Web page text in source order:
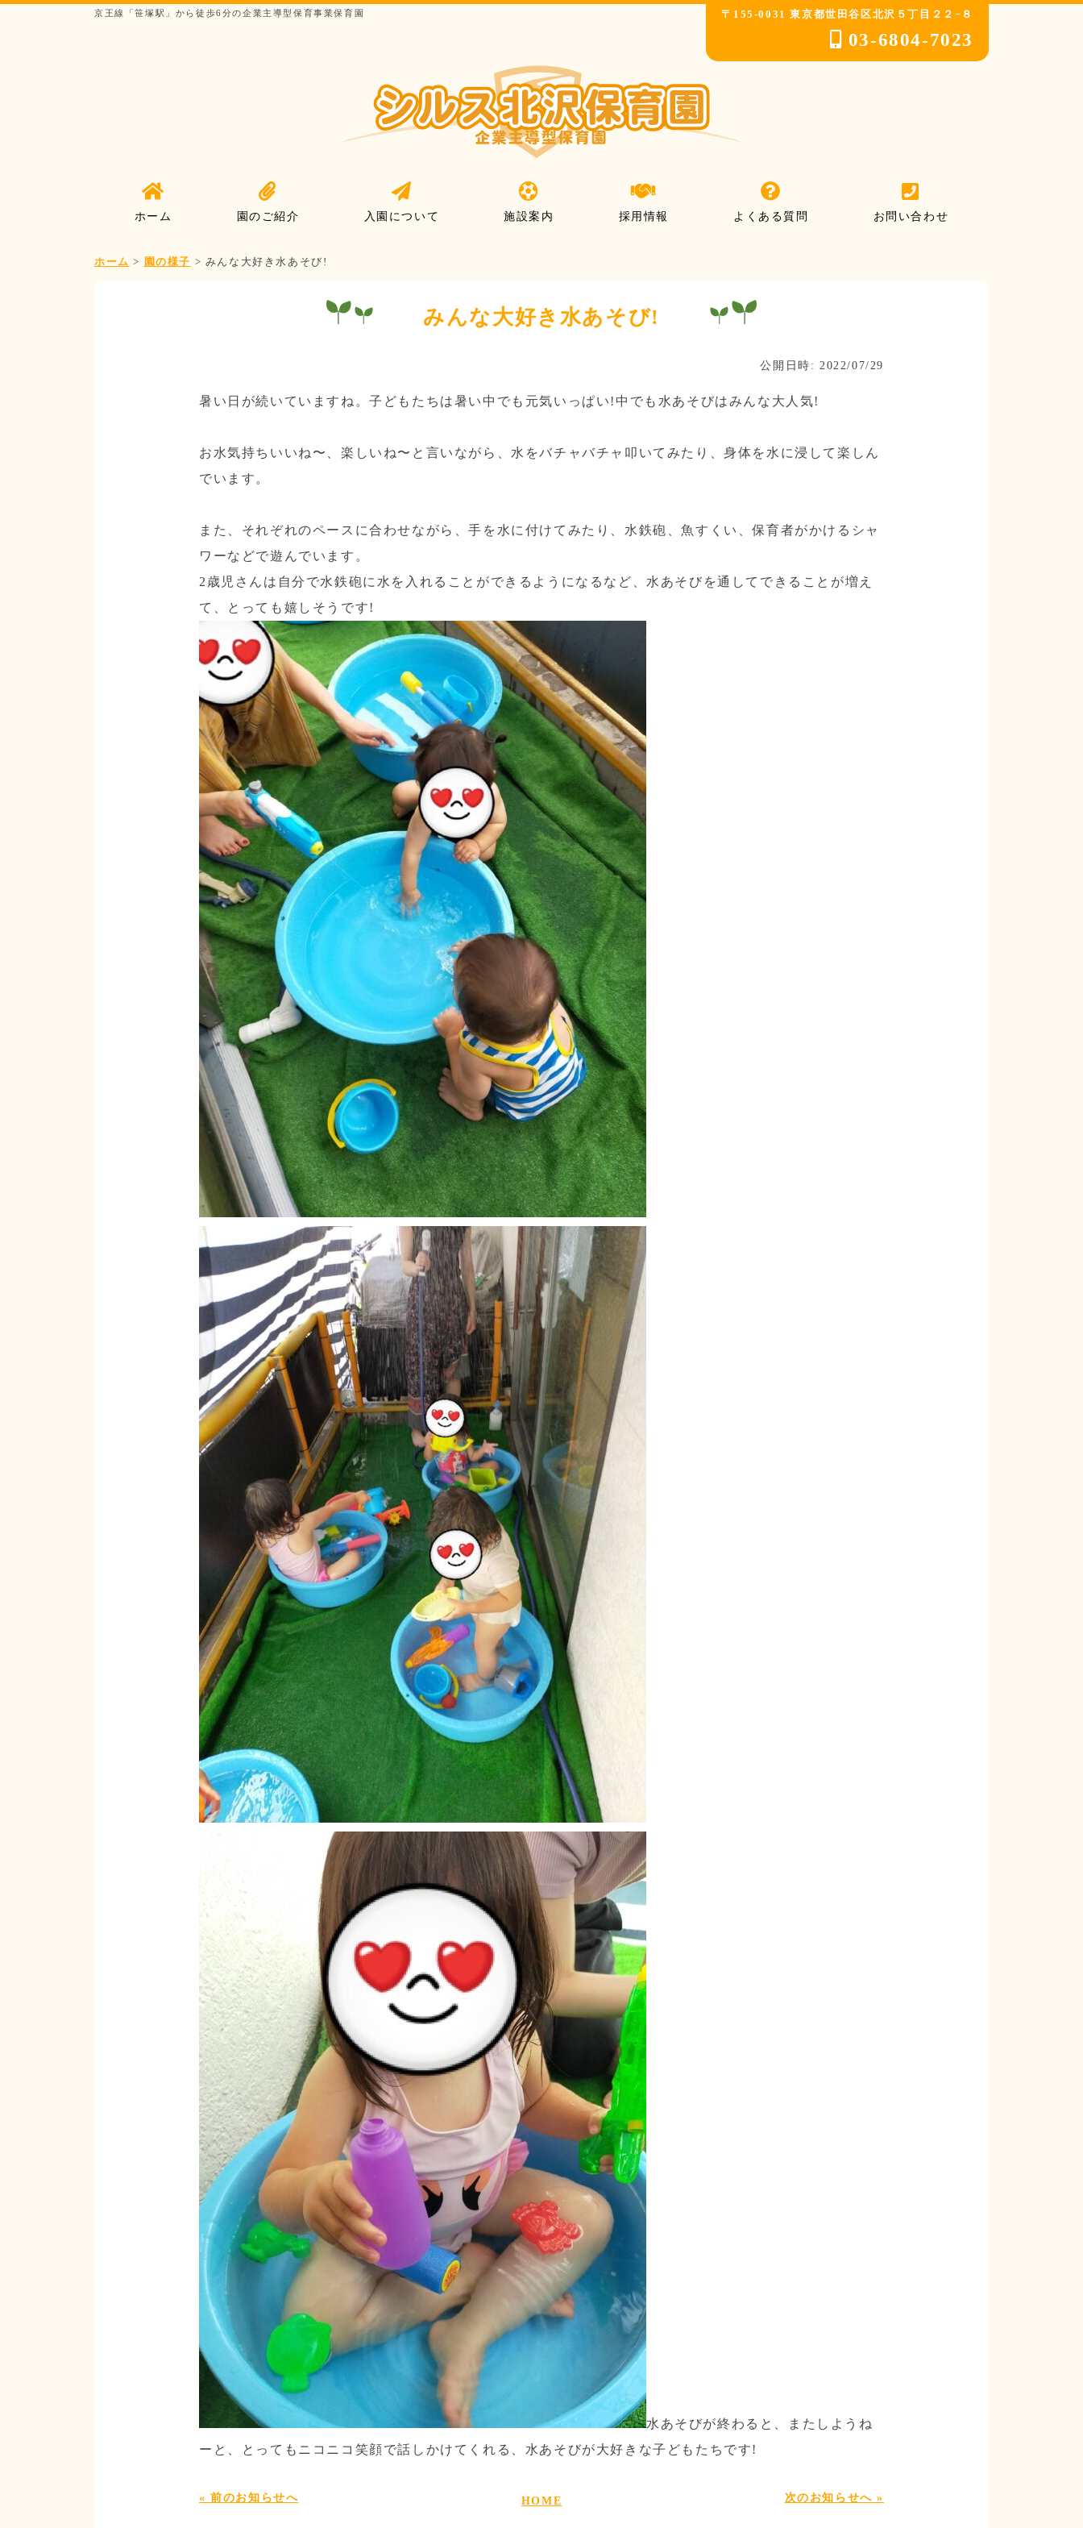
京王線「笹塚駅」から徒歩6分の企業主導型保育事業保育園 〒155-0031 東京都世田谷区北沢５丁目２２−８
03-6804-7023
ホーム 園のご紹介 入園について 施設案内 採用情報 よくある質問 お問い合わせ
ホーム > 園の様子 > みんな大好き水あそび!
みんな大好き水あそび!
公開日時: 2022/07/29
暑い日が続いていますね。子どもたちは暑い中でも元気いっぱい!中でも水あそびはみんな大人気!
お水気持ちいいね〜、楽しいね〜と言いながら、水をバチャバチャ叩いてみたり、身体を水に浸して楽しん
でいます。
また、それぞれのペースに合わせながら、手を水に付けてみたり、水鉄砲、魚すくい、保育者がかけるシャ
ワーなどで遊んでいます。
2歳児さんは自分で水鉄砲に水を入れることができるようになるなど、水あそびを通してできることが増え
て、とっても嬉しそうです!
水あそびが終わると、またしようね
ーと、とってもニコニコ笑顔で話しかけてくれる、水あそびが大好きな子どもたちです!
« 前のお知らせへ HOME 次のお知らせへ »